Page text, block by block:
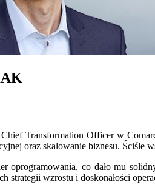
Transformation Officer w
oraz skalowanie biznesu. Ściśle
oprogramowania, co dało mu
strategii wzrostu i doskonałości